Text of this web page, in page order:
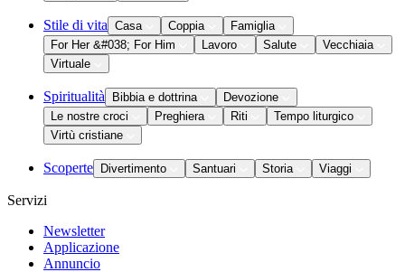
Stile di vita Casa Coppia
Famiglia
For Her &#038; For Him
Lavoro Salute
Vecchiaia
Virtuale
Spiritualità Bibbia e dottrina
Devozione
Le nostre croci
Preghiera Riti
Tempo liturgico
Virtù cristiane
Scoperte Divertimento Santuari Storia Viaggi
Servizi
Newsletter
Applicazione
Annuncio